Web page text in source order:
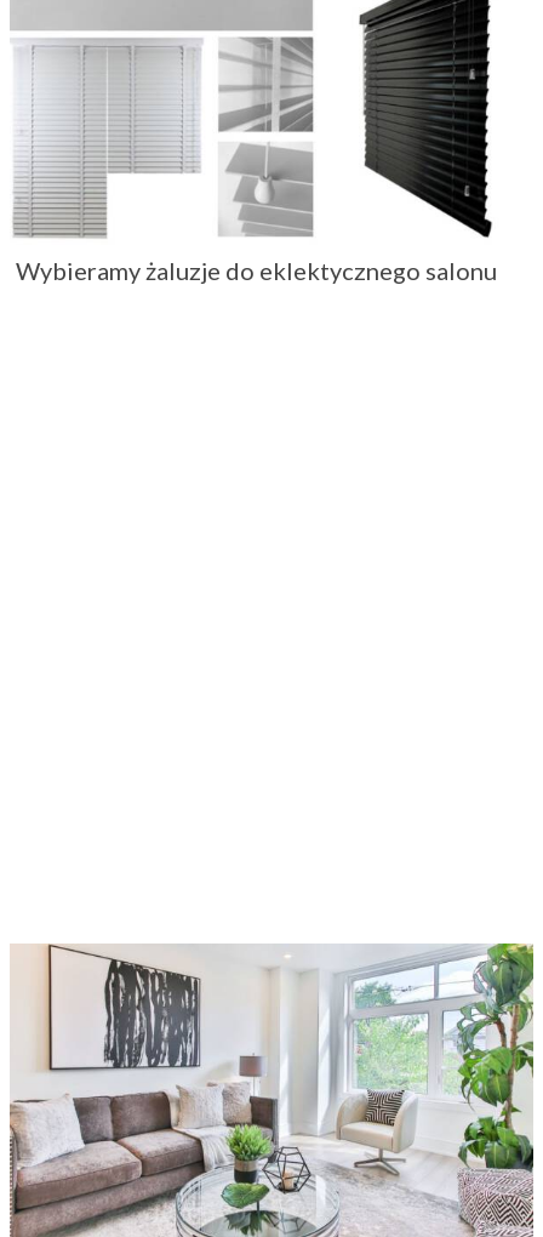
Wybieramy żaluzje do eklektycznego salonu